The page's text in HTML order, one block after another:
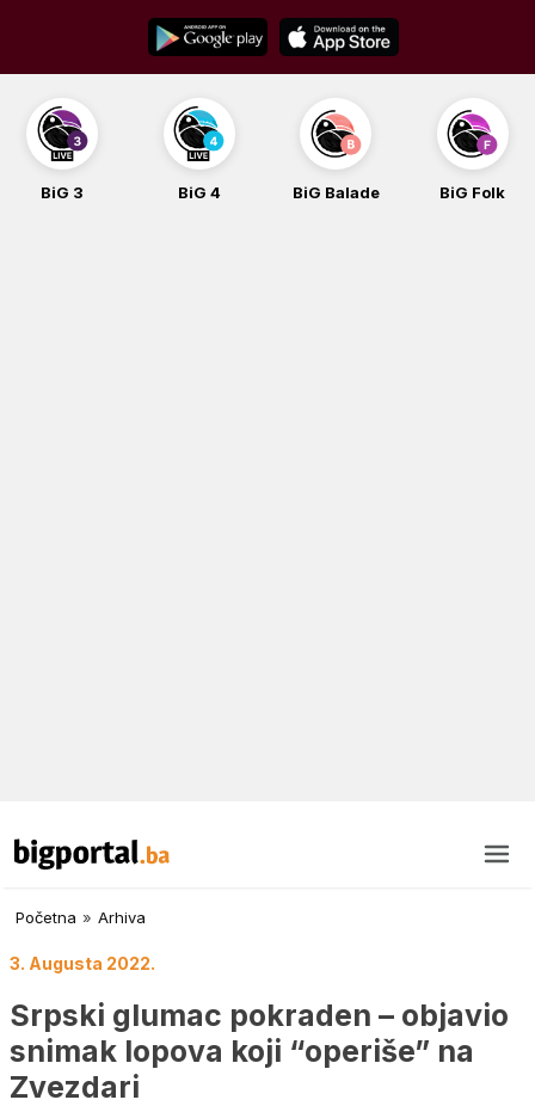
content
BiG 3 BiG 4 BiG Balade BiG Folk
Početna » Arhiva
3. Augusta 2022.
Srpski glumac pokraden – objavio
snimak lopova koji “operiše” na
Zvezdari